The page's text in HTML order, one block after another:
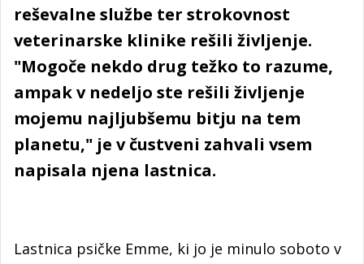
reševalne službe ter strokovnost
veterinarske klinike rešili življenje.
"Mogoče nekdo drug težko to razume,
ampak v nedeljo ste rešili življenje
mojemu najljubšemu bitju na tem
planetu," je v čustveni zahvali vsem
napisala njena lastnica.
Lastnica psičke Emme, ki jo je minulo soboto v